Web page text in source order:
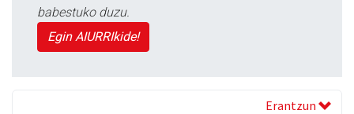
babestuko duzu.
Egin AIURRIkide!
Erantzun